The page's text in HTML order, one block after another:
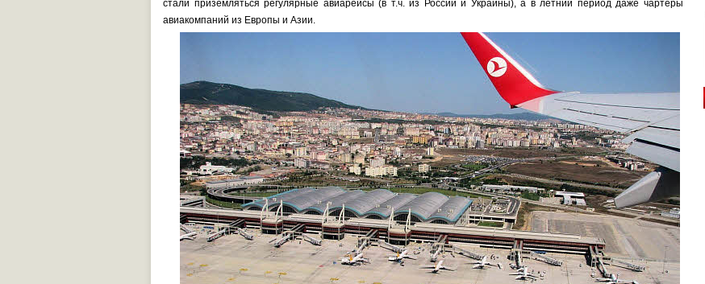
стали приземляться регулярные авиарейсы (в т.ч. из России и Украины), а в летний период даже чартеры
авиакомпаний из Европы и Азии.